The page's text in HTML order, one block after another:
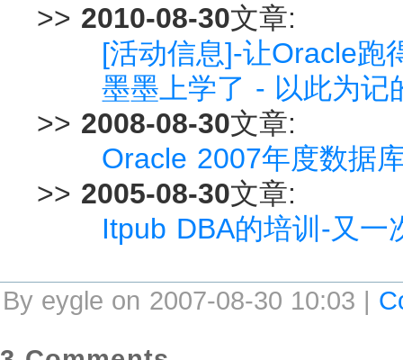
>> 2010-08-30文章:
[活动信息]-让Oracle跑
墨墨上学了 - 以此为记
>> 2008-08-30文章:
Oracle 2007年度数据
>> 2005-08-30文章:
Itpub DBA的培训-又一
By eygle on 2007-08-30 10:03 |